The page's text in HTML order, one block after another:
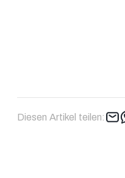
Diesen Artikel teilen: